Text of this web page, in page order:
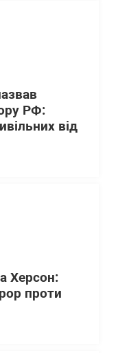
РФ:
від
Херсон:
проти